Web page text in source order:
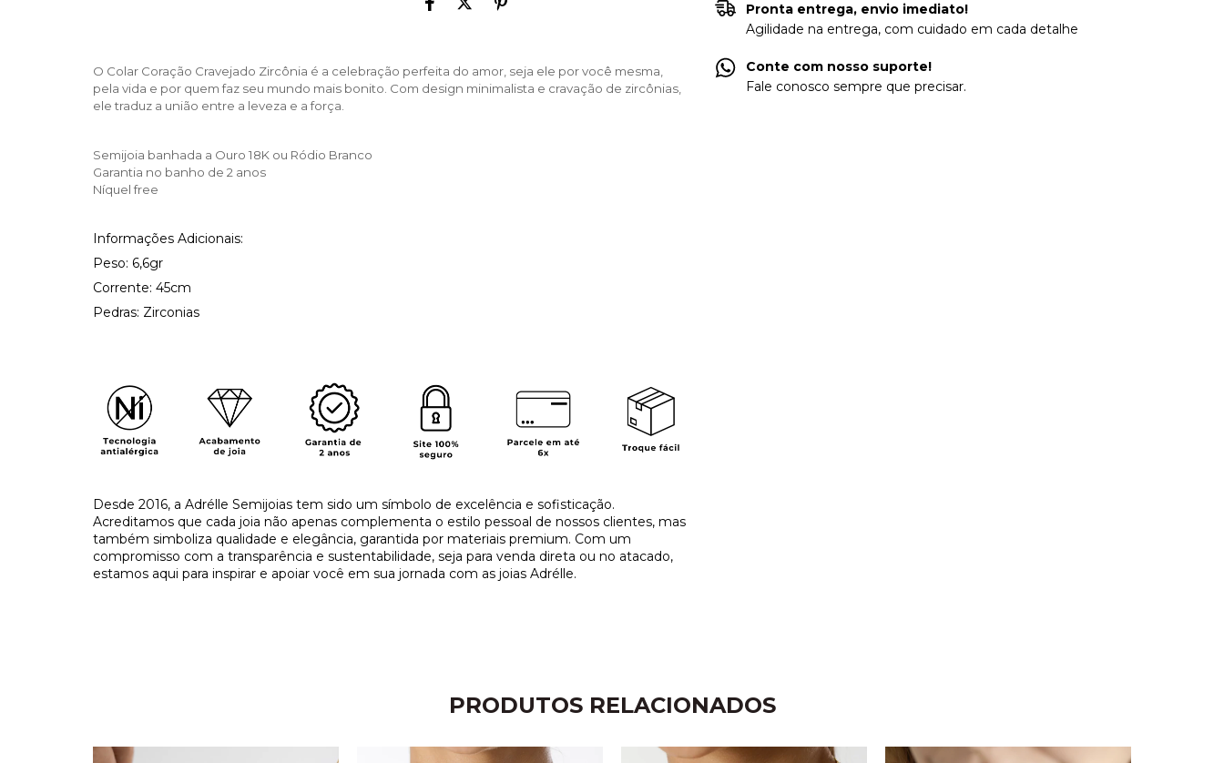
O Colar Coração Cravejado Zircônia é a celebração perfeita do amor, seja ele por você mesma,
pela vida e por quem faz seu mundo mais bonito. Com design minimalista e cravação de zircônias,
ele traduz a união entre a leveza e a força.
Semijoia banhada a Ouro 18K ou Ródio Branco
Garantia no banho de 2 anos
Níquel free
Informações Adicionais:
Peso: 6,6gr
Corrente: 45cm
Pedras: Zirconias
Desde 2016, a Adrélle Semijoias tem sido um símbolo de excelência e sofisticação.
Acreditamos que cada joia não apenas complementa o estilo pessoal de nossos clientes, mas
também simboliza qualidade e elegância, garantida por materiais premium. Com um
compromisso com a transparência e sustentabilidade, seja para venda direta ou no atacado,
estamos aqui para inspirar e apoiar você em sua jornada com as joias Adrélle.
Pronta entrega, envio imediato!
Agilidade na entrega, com cuidado em cada detalhe
Conte com nosso suporte!
Fale conosco sempre que precisar.
PRODUTOS RELACIONADOS